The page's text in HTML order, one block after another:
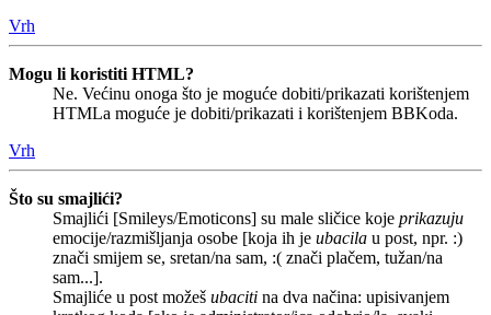
Vrh
Mogu li koristiti HTML?
Ne. Većinu onoga što je moguće dobiti/prikazati korištenjem
HTMLa moguće je dobiti/prikazati i korištenjem BBKoda.
Vrh
Što su smajlići?
Smajlići [Smileys/Emoticons] su male sličice koje prikazuju
emocije/razmišljanja osobe [koja ih je ubacila u post, npr. :)
znači smijem se, sretan/na sam, :( znači plačem, tužan/na
sam...].
Smajliće u post možeš ubaciti na dva načina: upisivanjem